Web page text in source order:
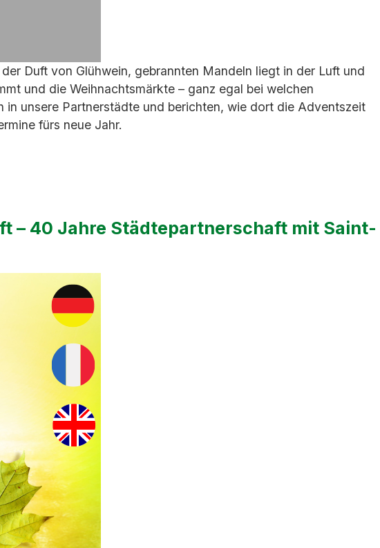
Duft von Glühwein, gebrannten Mandeln liegt in der Luft und
und die Weihnachtsmärkte – ganz egal bei welchen
unsere Partnerstädte und berichten, wie dort die Adventszeit
fürs neue Jahr.
– 40 Jahre Städtepartnerschaft mit Saint-